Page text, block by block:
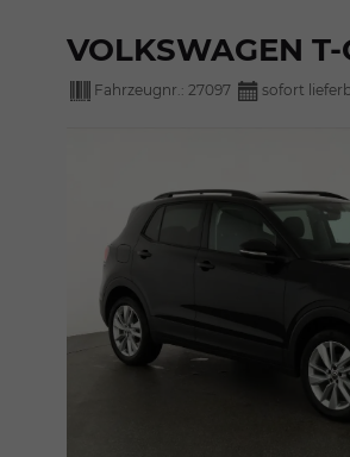
VOLKSWAGEN T-
Fahrzeugnr.: 27097 sofort